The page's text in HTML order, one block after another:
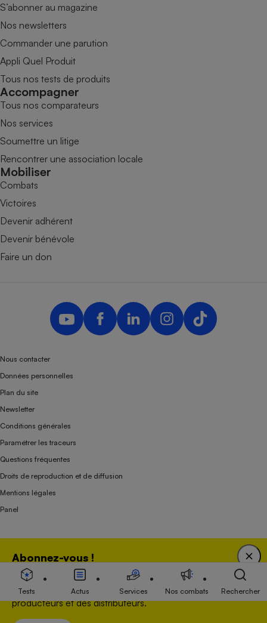
Abonnez-vous !
Bénéficiez d'une expertise unique tout en soutenant
une association 100 % indépendante de l'Etat, des
producteurs et des distributeurs.
S’abonner au magazine
Nos newsletters
Commander une parution
Appli Quel Produit
Tous nos tests de produits
Accompagner
Tous nos comparateurs
Nos services
Soumettre un litige
Rencontrer une association locale
Mobiliser
Combats
Victoires
Devenir adhérent
Devenir bénévole
Faire un don
Nous contacter
Données personnelles
Plan du site
Newsletter
Conditions générales
Paramétrer les traceurs
Questions fréquentes
Droits de reproduction et de diffusion
Mentions légales
Panel
Association indépendante de l’État, des syndicats, des producteurs et des
distributeurs depuis 1951.
Tests Actus Services Nos combats Rechercher